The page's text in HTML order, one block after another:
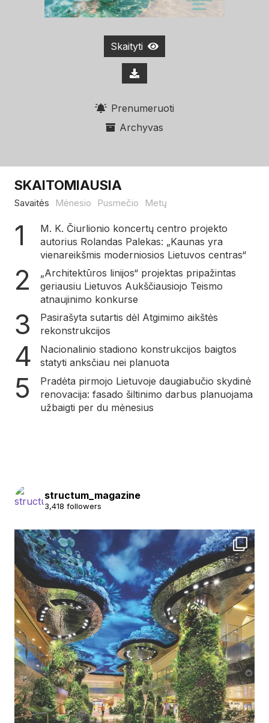
Skaityti
Prenumeruoti
Archyvas
SKAITOMIAUSIA
Savaitės Mėnesio Pusmečio Metų
M. K. Čiurlionio koncertų centro projekto
autorius Rolandas Palekas: „Kaunas yra
vienareikšmis moderniosios Lietuvos centras“
„Architektūros linijos“ projektas pripažintas
geriausiu Lietuvos Aukščiausiojo Teismo
atnaujinimo konkurse
Pasirašyta sutartis dėl Atgimimo aikštės
rekonstrukcijos
Nacionalinio stadiono konstrukcijos baigtos
statyti anksčiau nei planuota
Pradėta pirmojo Lietuvoje daugiabučio skydinė
renovacija: fasado šiltinimo darbus planuojama
užbaigti per du mėnesius
structum_magazine
3,418 followers